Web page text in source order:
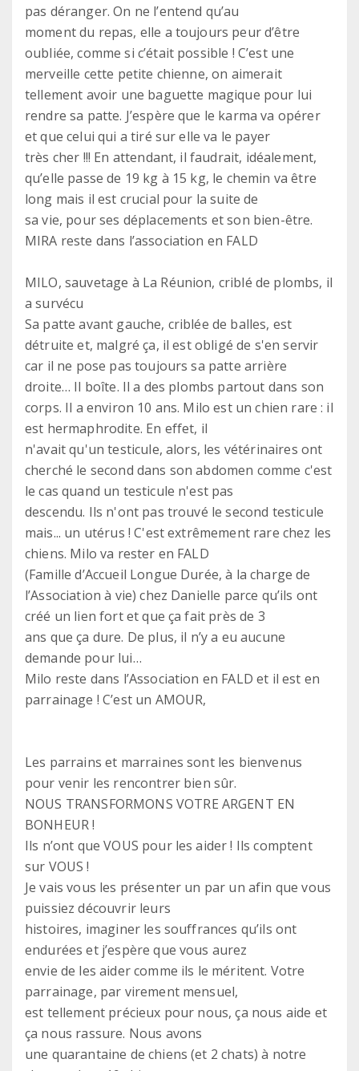
pas déranger. On ne l’entend qu’au
moment du repas, elle a toujours peur d’être
oubliée, comme si c’était possible ! C’est une
merveille cette petite chienne, on aimerait
tellement avoir une baguette magique pour lui
rendre sa patte. J’espère que le karma va opérer
et que celui qui a tiré sur elle va le payer
très cher !!! En attendant, il faudrait, idéalement,
qu’elle passe de 19 kg à 15 kg, le chemin va être
long mais il est crucial pour la suite de
sa vie, pour ses déplacements et son bien-être.
MIRA reste dans l’association en FALD
MILO, sauvetage à La Réunion, criblé de plombs, il
a survécu
Sa patte avant gauche, criblée de balles, est
détruite et, malgré ça, il est obligé de s'en servir
car il ne pose pas toujours sa patte arrière
droite… Il boîte. Il a des plombs partout dans son
corps. Il a environ 10 ans. Milo est un chien rare : il
est hermaphrodite. En effet, il
n'avait qu'un testicule, alors, les vétérinaires ont
cherché le second dans son abdomen comme c'est
le cas quand un testicule n'est pas
descendu. Ils n'ont pas trouvé le second testicule
mais... un utérus ! C'est extrêmement rare chez les
chiens. Milo va rester en FALD
(Famille d’Accueil Longue Durée, à la charge de
l’Association à vie) chez Danielle parce qu’ils ont
créé un lien fort et que ça fait près de 3
ans que ça dure. De plus, il n’y a eu aucune
demande pour lui…
Milo reste dans l’Association en FALD et il est en
parrainage ! C’est un AMOUR,
Les parrains et marraines sont les bienvenus
pour venir les rencontrer bien sûr.
NOUS TRANSFORMONS VOTRE ARGENT EN
BONHEUR !
Ils n’ont que VOUS pour les aider ! Ils comptent
sur VOUS !
Je vais vous les présenter un par un afin que vous
puissiez découvrir leurs
histoires, imaginer les souffrances qu’ils ont
endurées et j’espère que vous aurez
envie de les aider comme ils le méritent. Votre
parrainage, par virement mensuel,
est tellement précieux pour nous, ça nous aide et
ça nous rassure. Nous avons
une quarantaine de chiens (et 2 chats) à notre